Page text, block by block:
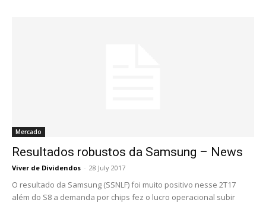
Mercado
Resultados robustos da Samsung – News
Viver de Dividendos - 28 July 2017
O resultado da Samsung (SSNLF) foi muito positivo nesse 2T17
além do S8 a demanda por chips fez o lucro operacional subir